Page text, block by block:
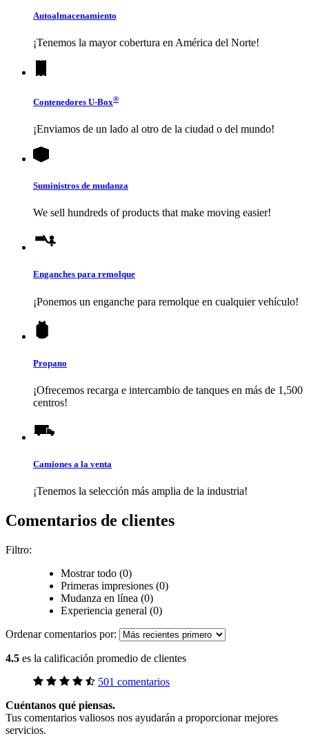
Autoalmacenamiento
¡Tenemos la mayor cobertura en América del Norte!
Contenedores U-Box®
¡Enviamos de un lado al otro de la ciudad o del mundo!
Suministros de mudanza
We sell hundreds of products that make moving easier!
Enganches para remolque
¡Ponemos un enganche para remolque en cualquier vehículo!
Propano
¡Ofrecemos recarga e intercambio de tanques en más de 1,500
centros!
Camiones a la venta
¡Tenemos la selección más amplia de la industria!
Comentarios de clientes
Filtro:
Mostrar todo (0)
Primeras impresiones (0)
Mudanza en línea (0)
Experiencia general (0)
Ordenar comentarios por:
4.5 es la calificación promedio de clientes
501 comentarios
Cuéntanos qué piensas.
Tus comentarios valiosos nos ayudarán a proporcionar mejores
servicios.